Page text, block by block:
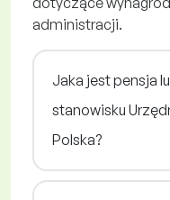
administracji.
Jaka jest pensja
stanowisku
Polska?